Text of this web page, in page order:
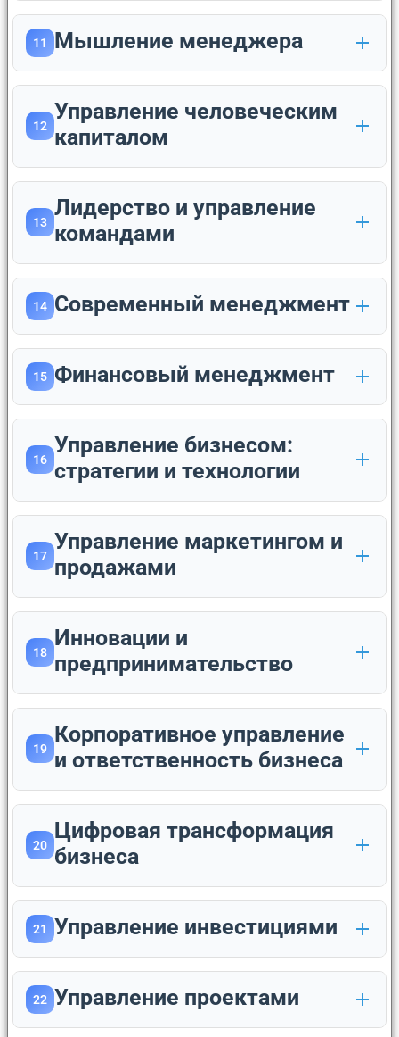
11 Мышление менеджера
12
Управление человеческим
капиталом
13
Лидерство и управление
командами
14 Современный менеджмент
15 Финансовый менеджмент
16
Управление бизнесом:
стратегии и технологии
17
Управление маркетингом и
продажами
18
Инновации и
предпринимательство
19
Корпоративное управление
и ответственность бизнеса
20
Цифровая трансформация
бизнеса
21 Управление инвестициями
22 Управление проектами